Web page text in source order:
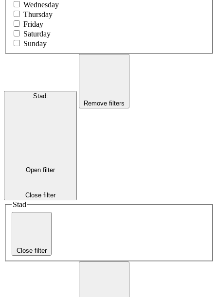
Wednesday
Thursday
Friday
Saturday
Sunday
Stad:
Open filter
Close filter
Remove filters
Stad
Close filter